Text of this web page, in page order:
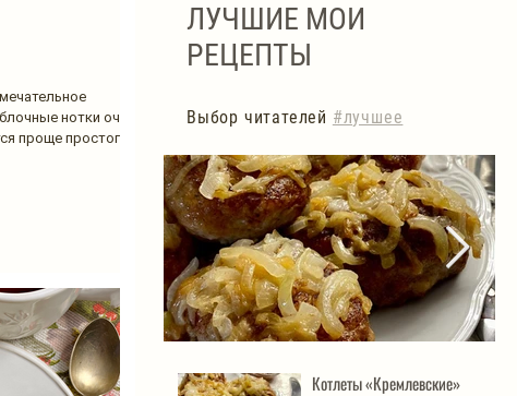
нотки очень
проще простого....
ЛУЧШИЕ МОИ
РЕЦЕПТЫ
Выбор читателей #лучшее
Котлеты «Кремлевские»
Котлеты «Кремлевские»